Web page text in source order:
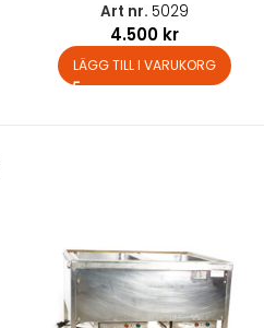
Art nr. 5029
4.500 kr
LÄGG TILL I VARUKORG